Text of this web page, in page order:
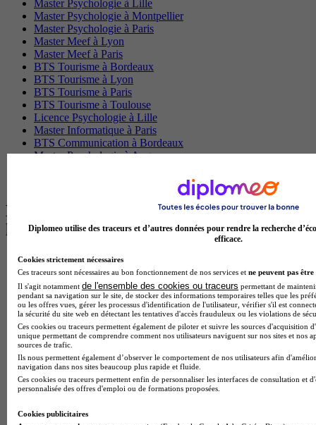
Master Psychologie à Lille
Master Psychologie à Montpellier
Master Psychologie à Paris
Master Meef à Lyon
Master Meef à Paris
BTS Tourisme à Bordeaux
BTS Tourisme à Lyon
BTS Tourisme à Paris
BTS Tourisme à Toulouse
Licence Psychologie à Lille
Master Informatique à Paris
BTS Communication à Bordeaux
Master Psychologie à Angers
Les intitulés de diplôme par alternance
les plus recherchés
BTS Esf en alternance
BTS Dietetique en alternance
BTS Mco en alternance
BTS Pi en alternance
BTS Sp3s en alternance
Master CCA en alternance
BTS Ndrc en alternance
BTS Sam en alternance
Cap Fleuriste en alternance
BTS Sio en alternance
MSc Marketing Digital en alternance
Cap Electricien en alternance
Diplomeo utilise des traceurs et d’autres données pour rendre la recherche
efficace.
Cookies strictement nécessaires
Ces traceurs sont nécessaires au bon fonctionnement de nos services et ne peuvent pas être
Il s'agit notamment de l'ensemble des cookies ou traceurs permettant de
pendant sa navigation sur le site, de stocker des informations temporaires telles que les
ou les offres vues, gérer les processus d'identification de l'utilisateur, vérifier s'il est
la sécurité du site web en détectant les tentatives d'accès frauduleux ou les violations de
Ces cookies ou traceurs permettent également de piloter et suivre les sources d'acquisition
unique permettant de comprendre comment nos utilisateurs naviguent sur nos sites et nos
sources de trafic.
Ils nous permettent également d’observer le comportement de nos utilisateurs afin
navigation dans nos sites beaucoup plus rapide et fluide.
Ces cookies ou traceurs permettent enfin de personnaliser les interfaces de consultation et
personnalisée des offres d'emploi ou de formations proposées.
Cookies publicitaires